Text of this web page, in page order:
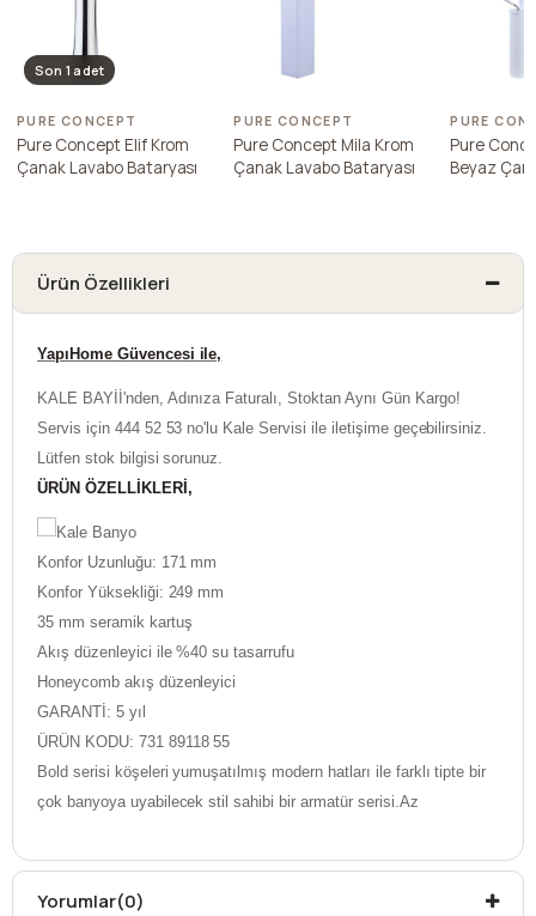
Son 1 adet
PURE CONCEPT
Pure Concept Elif Krom
Çanak Lavabo Bataryası
PURE CONCEPT
Pure Concept Mila Krom
Çanak Lavabo Bataryası
PURE
Pure
Beyaz
Ürün Özellikleri
YapıHome Güvencesi ile,
KALE BAYİİ'nden, Adınıza Faturalı, Stoktan Aynı Gün Kargo!
Servis için 444 52 53 no'lu Kale Servisi ile iletişime geçebilirsiniz.
Lütfen stok bilgisi sorunuz.
ÜRÜN ÖZELLİKLERİ,
Konfor Uzunluğu: 171 mm
Konfor Yüksekliği: 249 mm
35 mm seramik kartuş
Akış düzenleyici ile %40 su tasarrufu
Honeycomb akış düzenleyici
GARANTİ: 5 yıl
ÜRÜN KODU: 731 89118 55
Bold serisi köşeleri yumuşatılmış modern hatları ile farklı tipte bir
çok banyoya uyabilecek stil sahibi bir armatür serisi.Az
de şık bir batarya sahibi olmak isteyen kullanıcılar için tercih
sebebi.
Yorumlar(0)